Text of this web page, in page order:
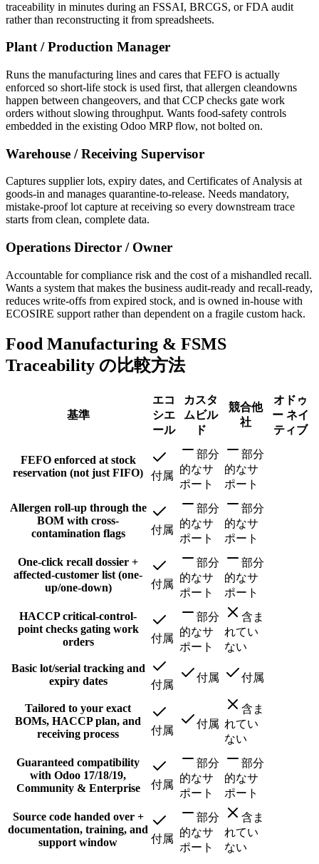
traceability in minutes during an FSSAI, BRCGS, or FDA audit
rather than reconstructing it from spreadsheets.
Plant / Production Manager
Runs the manufacturing lines and cares that FEFO is actually
enforced so short-life stock is used first, that allergen cleandowns
happen between changeovers, and that CCP checks gate work
orders without slowing throughput. Wants food-safety controls
embedded in the existing Odoo MRP flow, not bolted on.
Warehouse / Receiving Supervisor
Captures supplier lots, expiry dates, and Certificates of Analysis at
goods-in and manages quarantine-to-release. Needs mandatory,
mistake-proof lot capture at receiving so every downstream trace
starts from clean, complete data.
Operations Director / Owner
Accountable for compliance risk and the cost of a mishandled recall.
Wants a system that makes the business audit-ready and recall-ready,
reduces write-offs from expired stock, and is owned in-house with
ECOSIRE support rather than dependent on a fragile custom hack.
Food Manufacturing & FSMS
Traceability の比較方法
基準
エコ
シエ
ール
カスタ
ムビル
ド
競合他
社
オドゥ
ー ネイ
ティブ
FEFO enforced at stock
reservation (not just FIFO)
付属
部分
的なサ
ポート
部分
的なサ
ポート
Allergen roll-up through the
BOM with cross-
contamination flags
付属
部分
的なサ
ポート
部分
的なサ
ポート
One-click recall dossier +
affected-customer list (one-
up/one-down)
付属
部分
的なサ
ポート
部分
的なサ
ポート
HACCP critical-control-
point checks gating work
orders
付属
部分
的なサ
ポート
含ま
れてい
ない
Basic lot/serial tracking and
expiry dates
付属
付属 付属
Tailored to your exact
BOMs, HACCP plan, and
receiving process
付属
付属
含ま
れてい
ない
Guaranteed compatibility
with Odoo 17/18/19,
Community & Enterprise
付属
部分
的なサ
ポート
部分
的なサ
ポート
Source code handed over +
documentation, training, and
support window
付属
部分
的なサ
ポート
含ま
れてい
ない